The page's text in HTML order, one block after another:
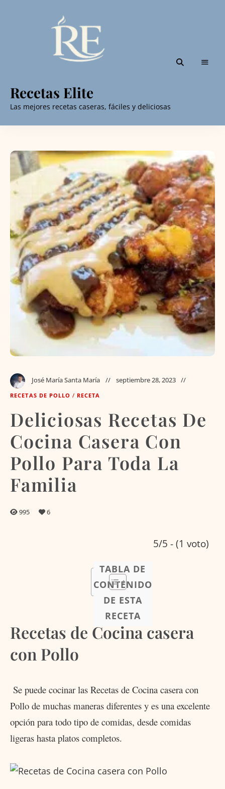
Recetas Elite
Las mejores recetas caseras, fáciles y deliciosas
José María Santa María septiembre 28, 2023
RECETAS DE POLLO / RECETA
Deliciosas Recetas De
Cocina Casera Con
Pollo Para Toda La
Familia
995 6
5/5 - (1 voto)
TABLA DE
CONTENIDO
DE ESTA
RECETA
Recetas de Cocina casera
con Pollo
Se puede cocinar las Recetas de Cocina casera con
Pollo de muchas maneras diferentes y es una excelente
opción para todo tipo de comidas, desde comidas
ligeras hasta platos completos.